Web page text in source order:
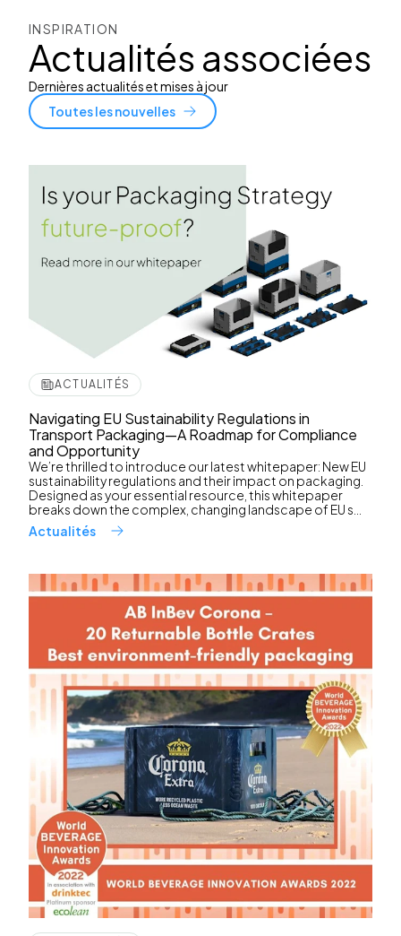
INSPIRATION
Actualités associées
Dernières actualités et mises à jour
Toutes les nouvelles
ACTUALITÉS
Navigating EU Sustainability Regulations in
Transport Packaging—A Roadmap for Compliance
and Opportunity
We’re thrilled to introduce our latest whitepaper: New EU
sustainability regulations and their impact on packaging.
Designed as your essential resource, this whitepaper
breaks down the complex, changing landscape of EU s...
Actualités